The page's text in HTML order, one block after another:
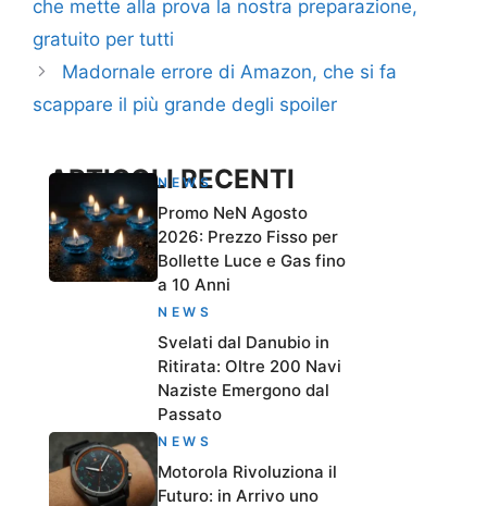
che mette alla prova la nostra preparazione,
gratuito per tutti
Madornale errore di Amazon, che si fa
scappare il più grande degli spoiler
ARTICOLI RECENTI
NEWS
Promo NeN Agosto
2026: Prezzo Fisso per
Bollette Luce e Gas fino
a 10 Anni
NEWS
Svelati dal Danubio in
Ritirata: Oltre 200 Navi
Naziste Emergono dal
Passato
NEWS
Motorola Rivoluziona il
Futuro: in Arrivo uno